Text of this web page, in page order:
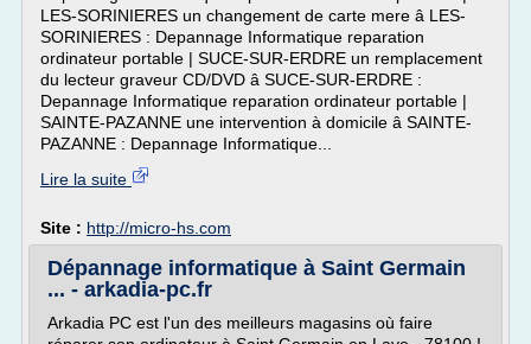
LES-SORINIERES un changement de carte mere â LES-
SORINIERES : Depannage Informatique reparation
ordinateur portable | SUCE-SUR-ERDRE un remplacement
du lecteur graveur CD/DVD â SUCE-SUR-ERDRE :
Depannage Informatique reparation ordinateur portable |
SAINTE-PAZANNE une intervention à domicile â SAINTE-
PAZANNE : Depannage Informatique...
Lire la suite
Site : http://micro-hs.com
Dépannage informatique à Saint Germain
... - arkadia-pc.fr
Arkadia PC est l'un des meilleurs magasins où faire